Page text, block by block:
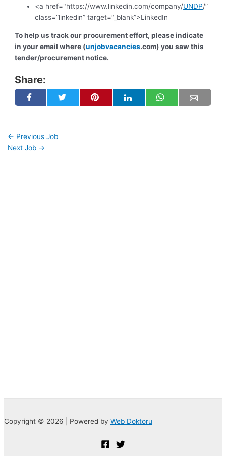
<a href="https://www.linkedin.com/company/UNDP/”
class=”linkedin” target=”_blank”>LinkedIn
To help us track our procurement effort, please indicate
in your email where (unjobvacancies.com) you saw this
tender/procurement notice.
Share:
← Previous Job
Next Job →
Copyright © 2026 | Powered by Web Doktoru